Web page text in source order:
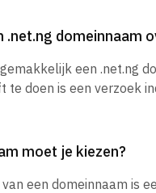
.net.ng domeinnaam
een .net.ng
te doen is een verzoek
moet je kiezen?
een domeinnaam is